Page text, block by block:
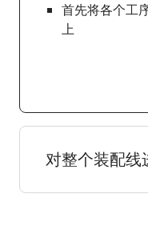
首先将各个工
上
对整个装配线